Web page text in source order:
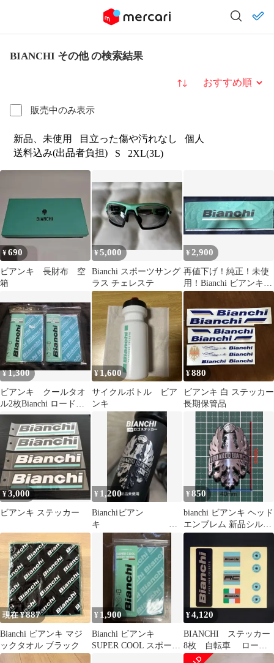
BIANCHI その他 の検索結果
販売中のみ表示
並び替え
新品、未使用 目立った傷や汚れなし
個人
送料込み(出品者負担)
S 2XL(3L)
¥690
ビアンキ 長財布 空
箱
¥5,000
Bianchi スポーツサング
ラス チェレステ
¥ 2,900
再値下げ！純正！未使
用！Bianchi ビアンキ
速乾タオル チェレステ
¥1,300
ビアンキ クールタオ
ル2枚Bianchi ロードバ
イク 自転車 サイク
リング
¥ 1,600
サイクルボトル ビア
ンキ
¥880
ビアンキ 白 ステッカー
長期保管品
¥3,000
ビアンキ ステッカー
¥ 1,200
Bianchiビアン
キ
フロントステッ
カーsilver
¥850
bianchi ビアンキ ヘッド
エンブレム 新品シルバ
ー
現在 ¥887
Bianchi ビアンキ マジ
ックタオル ブラック
¥ 1,900
Bianchi ビアンキ
SUPER COOL スポーツ
¥4,120
BIANCHI ステッカー
8枚 自転車 ロード
バイク ビアンキ シ